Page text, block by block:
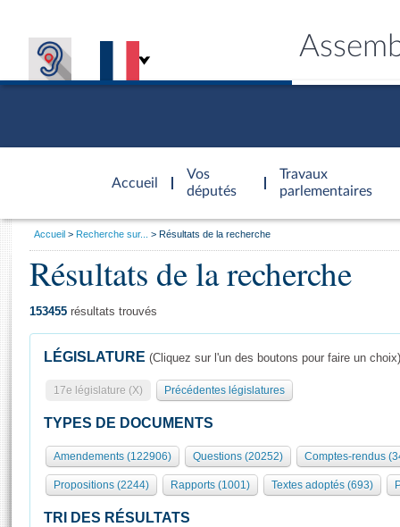
Accueil
d'accueil
Vos
députés
Travaux
parlementaires
Présidence
577 députés
Groupes politiques
Séance publique
Commissions et autres organes
Europe et International
Général
Rôle et pouvoirs de l'Assemblée
Organisation de l'Assemblée
Présidence Conférence des Présidents Bureau Collège des
Visiter l'Assemblée
Visite virtuelle du palais Bourbon
Assister à une séance
Vous
Accueil Recherche sur... Résultats de la recherche
Résultats de la recherche
153455 résultats trouvés
LÉGISLATURE (Cliquez sur l'un des boutons pour faire un choix)
17e législature (X) Précédentes législatures
TYPES DE DOCUMENTS
Amendements (122906) Questions (20252) Comptes-rendus
Propositions (2244) Rapports (1001) Textes adoptés (693)
TRI DES RÉSULTATS